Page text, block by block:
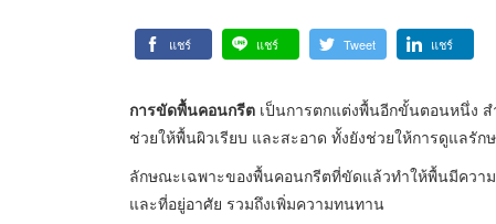
แชร์ แชร์ Tweet แชร์
การขัดพื้นคอนกรีต เป็นการตกแต่งพื้นอีกขั้นตอนหนึ่ง
ช่วยให้พื้นผิวเรียบ และสะอาด ทั้งยังช่วยให้การดูแลรัก
ลักษณะเฉพาะของพื้นคอนกรีตที่ขัดแล้วทำให้พื้นมีควา
และที่อยู่อาศัย รวมถึงเพิ่มความทนทาน